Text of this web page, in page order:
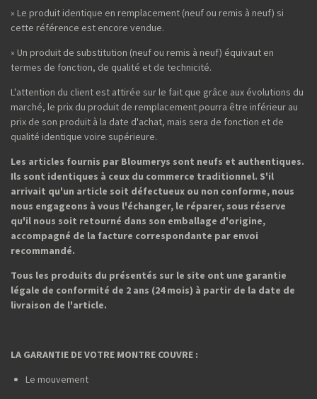
» Le produit identique en remplacement (neuf ou remis à neuf) si
cette référence est encore vendue.
» Un produit de substitution (neuf ou remis à neuf) équivaut en
termes de fonction, de qualité et de technicité.
L'attention du client est attirée sur le fait que grâce aux évolutions du
marché, le prix du produit de remplacement pourra être inférieur au
prix de son produit à la date d'achat, mais sera de fonction et de
qualité identique voire supérieure.
Les articles fournis par Bloumerys sont neufs et authentiques.
Ils sont identiques à ceux du commerce traditionnel. S'il
arrivait qu'un article soit défectueux ou non conforme, nous
nous engageons à vous l'échanger, le réparer, sous réserve
qu'il nous soit retourné dans son emballage d'origine,
accompagné de la facture correspondante par envoi
recommandé.
Tous les produits du présentés sur le site ont une garantie
légale de conformité de 2 ans (24 mois) à partir de la date de
livraison de l'article.
LA GARANTIE DE VOTRE MONTRE COUVRE :
Le mouvement